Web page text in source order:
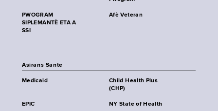
PWOGRAM
SIPLEMANTÈ ETA A
SSI
Afè Veteran
Asirans Sante
Medicaid
Child Health Plus
(CHP)
EPIC NY State of Health